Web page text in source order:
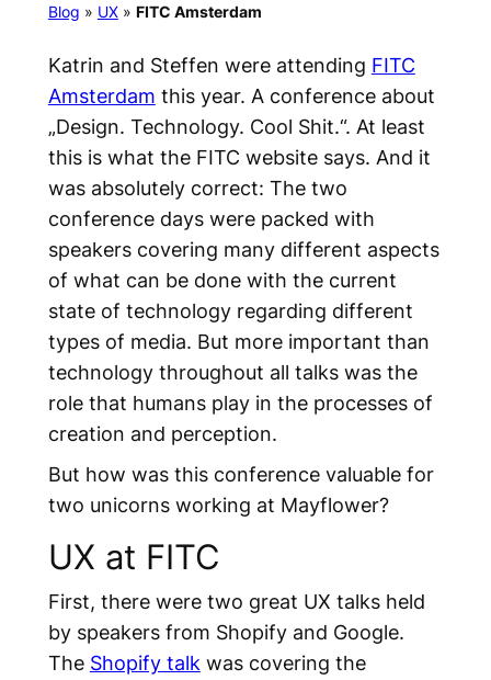
Blog » UX» FITC Amsterdam
Katrin and Steffen were attending FITC
Amsterdam this year. A conference about
„Design. Technology. Cool Shit.“. At least
this is what the FITC website says. And it
was absolutely correct: The two
conference days were packed with
speakers covering many different aspects
of what can be done with the current
state of technology regarding different
types of media. But more important than
technology throughout all talks was the
role that humans play in the processes of
creation and perception.
But how was this conference valuable for
two unicorns working at Mayflower?
UX at FITC
First, there were two great UX talks held
by speakers from Shopify and Google.
The Shopify talkwas covering the